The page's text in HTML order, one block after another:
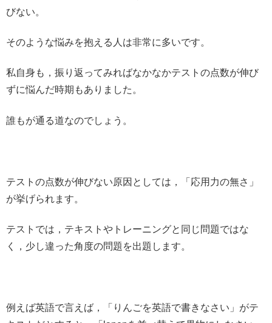
びない。
そのような悩みを抱える人は非常に多いです。
私自身も，振り返ってみればなかなかテストの点数が伸び
ずに悩んだ時期もありました。
誰もが通る道なのでしょう。
テストの点数が伸びない原因としては，「応用力の無さ」
が挙げられます。
テストでは，テキストやトレーニングと同じ問題ではな
く，少し違った角度の問題を出題します。
例えば英語で言えば，「りんごを英語で書きなさい」がテ